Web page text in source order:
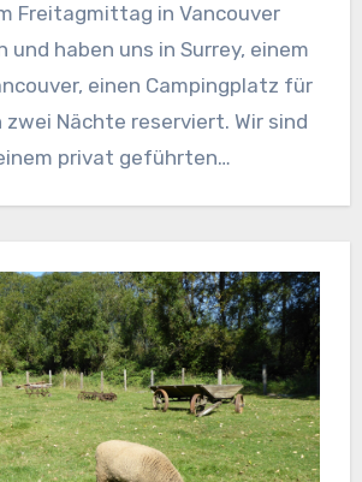
Freitagmittag in Vancouver
und haben uns in Surrey, einem
einen Campingplatz für
Nächte reserviert. Wir sind
privat geführten…